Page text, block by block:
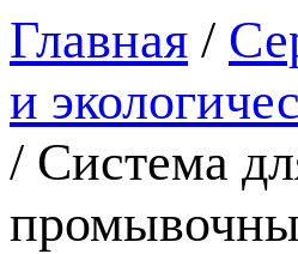
Главная /
и
/ Система